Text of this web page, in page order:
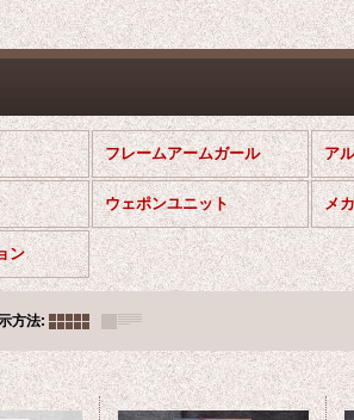
フレームアームガール ア
ウェポンユニット メ
ン
方法: